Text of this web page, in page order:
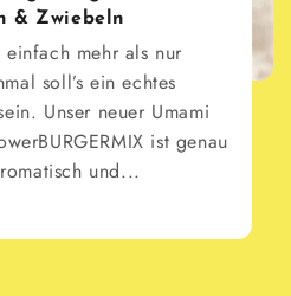
& Zwiebeln
mehr als nur
soll’s ein echtes
Unser neuer Umami
ist genau
und...